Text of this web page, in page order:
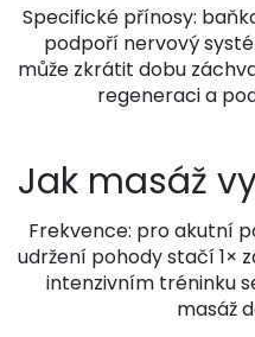
Specifické přínosy:
podpoří nervový
může zkrátit dobu
regeneraci a
Jak masáž
Frekvence: pro akutní
udržení pohody stačí 1×
intenzivním tréninku
masáž